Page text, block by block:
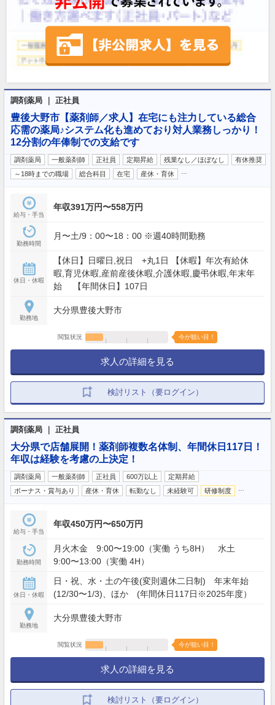
調剤薬局 ｜ 正社員
豊後大野市【薬剤師／求人】在宅にも注力している総合
応需の薬局♪システム化も進めており対人業務しっかり！
12分割の年俸制での支給です
調剤薬局 一般薬剤師 正社員 定期昇給 残業なし／ほぼなし
有休推奨
～18時までの職場
総合科目 在宅 産休・育休
給与・手当
年収391万円〜558万円
勤務時間
月〜土/9：00〜18：00 ※週40時間勤務
休日・休暇
【休日】日曜日,祝日 +丸1日 【休暇】年次有給休
暇,育児休暇,産前産後休暇,介護休暇,慶弔休暇,年末年
始 【年間休日】107日
勤務地
大分県豊後大野市
閲覧状況 今が狙い目！
求人の詳細を見る
検討リスト（要ログイン）
調剤薬局 ｜ 正社員
大分県で店舗展開！薬剤師複数名体制、年間休日117日！
年収は経験を考慮の上決定！
調剤薬局 一般薬剤師 正社員 600万以上
定期昇給
ボーナス・賞与あり
産休・育休 転勤なし 未経験可 研修制度
給与・手当
年収450万円〜650万円
勤務時間
月火木金 9:00〜19:00（実働 うち8H） 水土
9:00〜13:00（実働 4H）
休日・休暇
日・祝、水・土の午後(変則週休二日制) 年末年始
(12/30〜1/3)、ほか (年間休日117日※2025年度）
勤務地
大分県豊後大野市
閲覧状況 今が狙い目！
求人の詳細を見る
検討リスト（要ログイン）